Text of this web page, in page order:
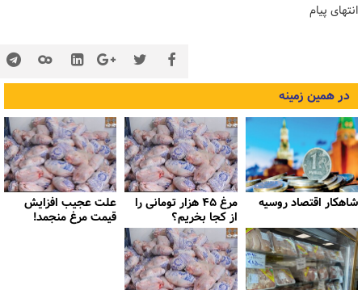
انتهای پیام
در همین زمینه
شاهکار اقتصاد روسیه مرغ ۴۵ هزار تومانی را
از کجا بخریم؟
علت عجیب افزایش
قیمت مرغ منجمد!